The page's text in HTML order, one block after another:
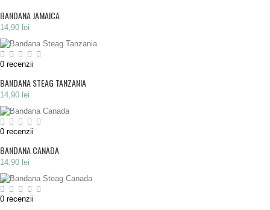
BANDANA JAMAICA
14,90 lei
0 recenzii
BANDANA STEAG TANZANIA
14,90 lei
0 recenzii
BANDANA CANADA
14,90 lei
0 recenzii